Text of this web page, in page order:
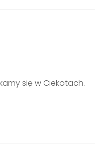
się w Ciekotach.